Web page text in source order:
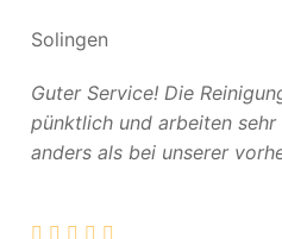
Solingen
Guter Service! Die
pünktlich und arbeiten
anders als bei unserer